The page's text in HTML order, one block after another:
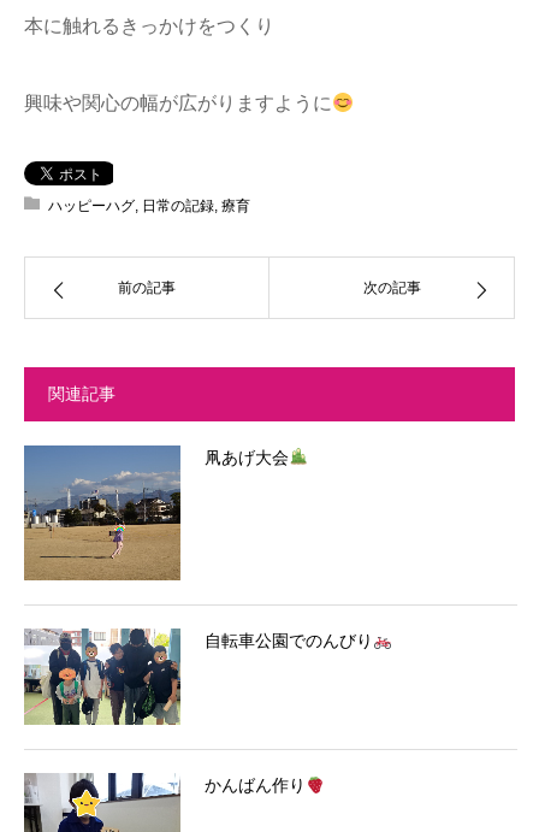
本に触れるきっかけをつくり
興味や関心の幅が広がりますように
ハッピーハグ, 日常の記録, 療育
前の記事 次の記事
関連記事
凧あげ大会
自転車公園でのんびり
かんばん作り